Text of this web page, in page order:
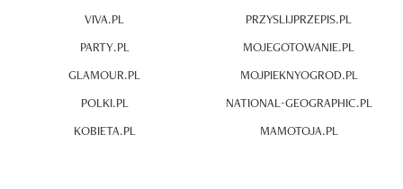
VIVA.PL
PARTY.PL
GLAMOUR.PL
POLKI.PL
KOBIETA.PL
PRZYSLIJPRZEPIS.PL
MOJEGOTOWANIE.PL
MOJPIEKNYOGROD.PL
NATIONAL-GEOGRAPHIC.PL
MAMOTOJA.PL